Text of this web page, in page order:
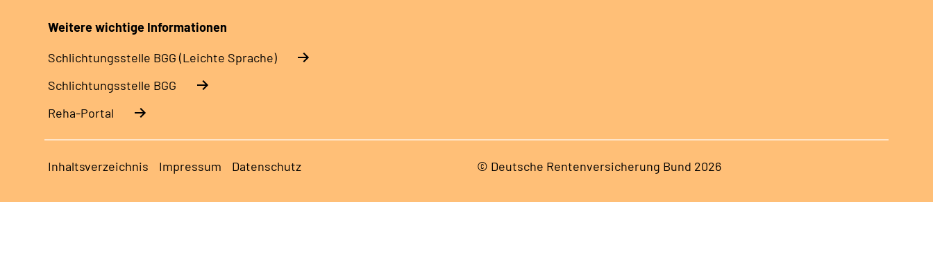
Weitere wichtige Informationen
Schlich­tungs­stel­le BGG (Leichte Sprache)
Schlich­tungs­stel­le BGG
Reha-Portal
Inhaltsverzeichnis Impressum Datenschutz © Deutsche Rentenversicherung Bund 2026